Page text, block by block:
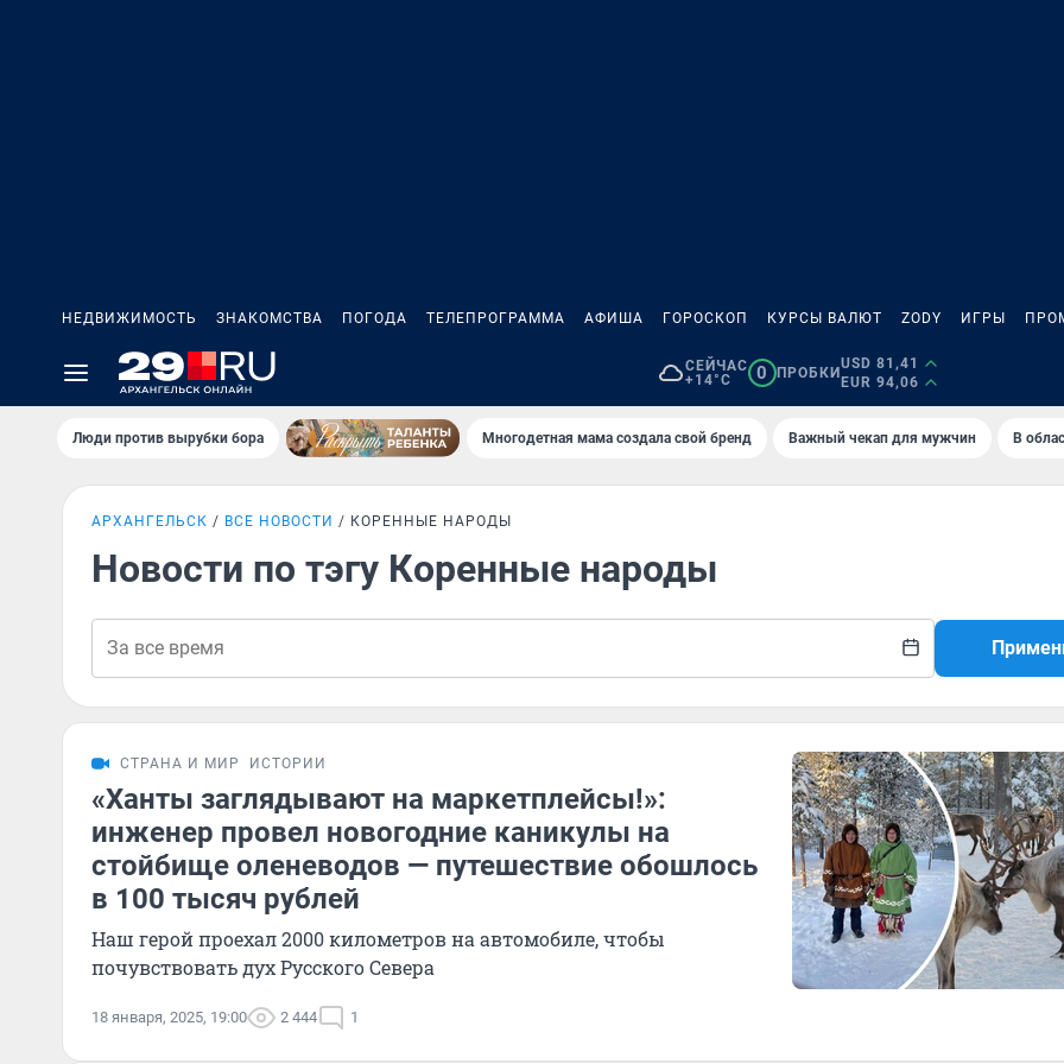
НЕДВИЖИМОСТЬ ЗНАКОМСТВА ПОГОДА ТЕЛЕПРОГРАММА АФИША ГОРОСКОП КУРСЫ ВАЛЮТ ZODY ИГРЫ
СЕЙЧАС
+14°C
0 ПРОБКИ
USD 81,41
EUR 94,06
Люди против вырубки бора Многодетная мама создала свой бренд Важный чекап для мужчин В
АРХАНГЕЛЬСК ВСЕ НОВОСТИ КОРЕННЫЕ НАРОДЫ
Новости по тэгу Коренные народы
СТРАНА И МИР ИСТОРИИ
«Ханты заглядывают на маркетплейсы!»:
инженер провел новогодние каникулы на
стойбище оленеводов — путешествие обошлось
в 100 тысяч рублей
Наш герой проехал 2000 километров на автомобиле, чтобы
почувствовать дух Русского Севера
18 января, 2025, 19:00 2 444 1